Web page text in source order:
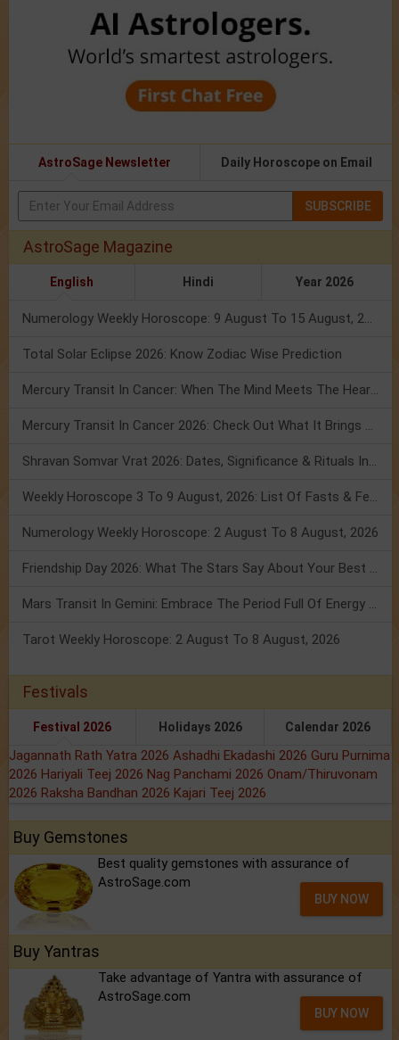
AstroSage Newsletter Daily Horoscope on Email
SUBSCRIBE
AstroSage Magazine
English Hindi Year 2026
Numerology Weekly Horoscope: 9 August To 15 August, 2026
Total Solar Eclipse 2026: Know Zodiac Wise Prediction
Mercury Transit In Cancer: When The Mind Meets The Heart!
Mercury Transit In Cancer 2026: Check Out What It Brings For You
Shravan Somvar Vrat 2026: Dates, Significance & Rituals In August
Weekly Horoscope 3 To 9 August, 2026: List Of Fasts & Festivals
Numerology Weekly Horoscope: 2 August To 8 August, 2026
Friendship Day 2026: What The Stars Say About Your Best Friend!
Mars Transit In Gemini: Embrace The Period Full Of Energy & Intelligence
Tarot Weekly Horoscope: 2 August To 8 August, 2026
Festivals
Festival 2026 Holidays 2026 Calendar 2026
Jagannath Rath Yatra 2026 Ashadhi Ekadashi 2026 Guru Purnima
2026 Hariyali Teej 2026 Nag Panchami 2026 Onam/Thiruvonam
2026 Raksha Bandhan 2026 Kajari Teej 2026
Buy Gemstones
Best quality gemstones with assurance of
AstroSage.com
BUY NOW
Buy Yantras
Take advantage of Yantra with assurance of
AstroSage.com
BUY NOW